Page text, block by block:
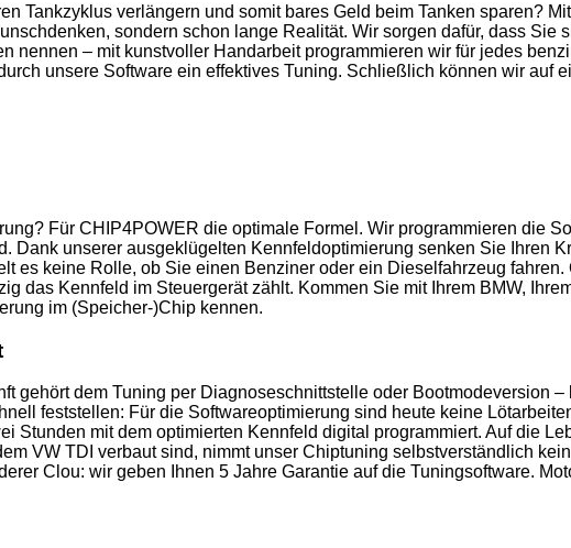
Tankzyklus verlängern und somit bares Geld beim Tanken sparen?
sondern schon lange Realität. Wir sorgen dafür, dass
nennen – mit kunstvoller Handarbeit programmieren wir für jedes
unsere Software ein effektives Tuning. Schließlich können wir auf
Für CHIP4POWER die optimale Formel. Wir programmieren die
Dank unserer ausgeklügelten Kennfeldoptimierung senken Sie Ihren
es keine Rolle, ob Sie einen Benziner oder ein Dieselfahrzeug
das Kennfeld im Steuergerät zählt. Kommen Sie mit Ihrem BMW,
im (Speicher-)Chip kennen.
gehört dem Tuning per Diagnoseschnittstelle oder Bootmodeversion
feststellen: Für die Softwareoptimierung sind heute keine
Stunden mit dem optimierten Kennfeld digital programmiert. Auf die
VW TDI verbaut sind, nimmt unser Chiptuning selbstverständlich
Clou: wir geben Ihnen 5 Jahre Garantie auf die Tuningsoftware.